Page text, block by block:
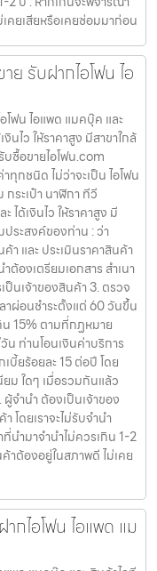
คยเสียหรือเคยซ่อมมาก่อน
รับฝากไอโฟน ไอ
โฟน ไอแพด แมคบุ๊ค และ
นไว ให้ราคาสูง มีสาขาใกล้
ซื้อขายไอโฟน.com
กชนิด ไม่ว่าจะเป็น ไอโฟน
ระเป๋า นาฬิกา ทีวี
ได้เงินไว ให้ราคาสูง มี
ประสงค์ของท่าน : ว่า
า และ ประเมินราคาสินค้า
องเตรียมเอกสาร สำเนา
ป็นเจ้าของสินค้า 3. ตรวจ
าผ่อนชำระตั้งแต่ 60 วันขึ้น
น 15% ตามที่กฏหมาย
น ท่านโอนเงินค่าบริการ
ยร้อยละ 15 ต่อปี โดย
ม ใดๆ เมื่อรวมกันแล้ว
จำนำ ต้องเป็นเจ้าของ
โดยเราจะไม่รับจำนำ
นำมาจำนำไม่ควรเกิน 1-2
าต้องอยู่ในสภาพดี ไม่เคย
กไอโฟน ไอแพด แม